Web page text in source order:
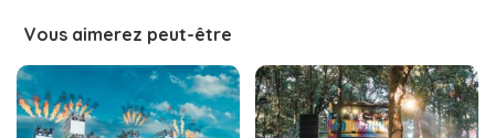
Vous aimerez peut-être